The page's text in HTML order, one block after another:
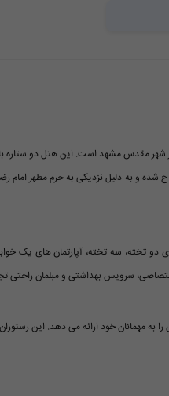
شهر مقدس مشهد است. این هتل دو ستاره
آسوده را برای مسافران فراهم می کند. هتل سراج در سال ۱۳۹۴ افتتاح
که شامل اتاق های دو تخته، سه تخته،
سرویس بهداشتی و مبلمان راحتی
به مهمانان خود ارائه می دهد. این